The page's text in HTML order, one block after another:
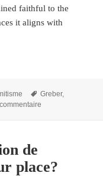
faithful to the
it aligns with
Mots-
clés
Greber,
de
place?